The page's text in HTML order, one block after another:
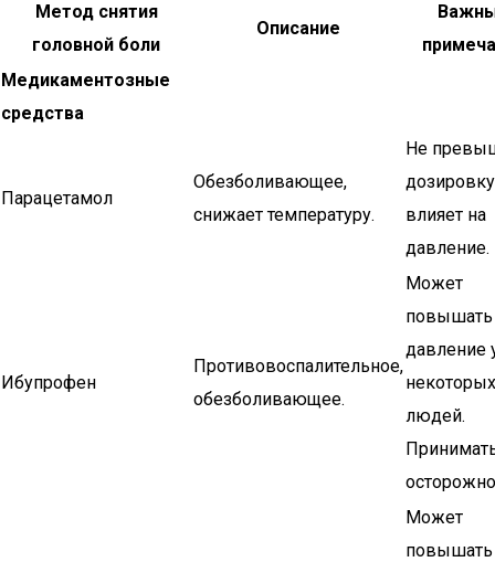
Метод снятия
головной боли
Описание
Медикаментозные
средства
Парацетамол
Обезболивающее,
снижает температуру.
Не
влияет на
давление.
Ибупрофен
Противовоспалительное,
обезболивающее.
Может
повышать
давление
некоторых
людей.
Может
повышать